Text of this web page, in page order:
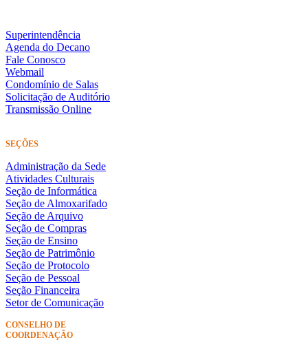
Superintendência
Agenda do Decano
Fale Conosco
Webmail
Condomínio de Salas
Solicitação de Auditório
Transmissão Online
SEÇÕES
Administração da Sede
Atividades Culturais
Seção de Informática
Seção de Almoxarifado
Seção de Arquivo
Seção de Compras
Seção de Ensino
Seção de Patrimônio
Seção de Protocolo
Seção de Pessoal
Seção Financeira
Setor de Comunicação
CONSELHO DE
COORDENAÇÃO